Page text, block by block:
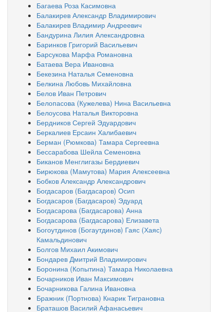
Багаева Роза Касимовна
Балакирев Александр Владимирович
Балакирев Владимир Андреевич
Бандурина Лилия Александровна
Баринков Григорий Васильевич
Барсукова Марфа Романовна
Батаева Вера Ивановна
Бекезина Наталья Семеновна
Белкина Любовь Михайловна
Белов Иван Петрович
Белопасова (Кужелева) Нина Васильевна
Белоусова Наталья Викторовна
Бердников Сергей Эдуардович
Беркалиев Ерсаин Халибаевич
Берман (Рюмкова) Тамара Сергеевна
Бессарабова Шейла Семеновна
Биканов Менглигазы Бердиевич
Бирюкова (Мамутова) Мария Алексеевна
Бобков Александр Александрович
Богдасаров (Багдасаров) Осип
Богдасаров (Багдасаров) Эдуард
Богдасарова (Багдасарова) Анна
Богдасарова (Багдасарова) Елизавета
Богоутдинов (Богаутдинов) Гаяс (Хаяс)
Камальдинович
Болгов Михаил Акимович
Бондарев Дмитрий Владимирович
Боронина (Копытина) Тамара Николаевна
Бочарников Иван Максимович
Бочарникова Галина Ивановна
Бражник (Портнова) Кнарик Тиграновна
Браташов Василий Афанасьевич